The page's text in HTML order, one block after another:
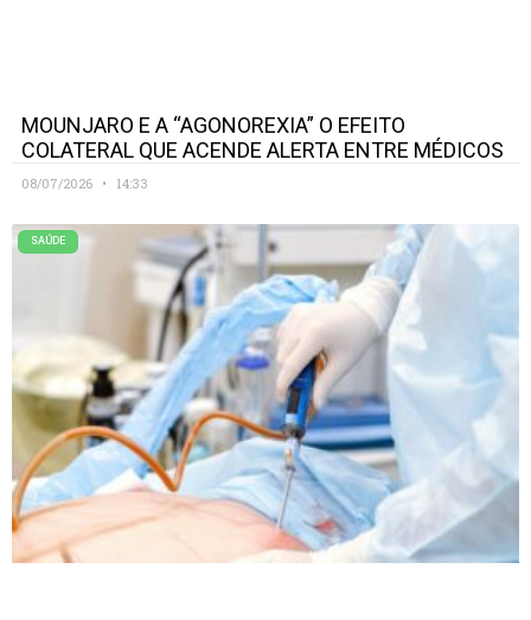
MOUNJARO E A “AGONOREXIA” O EFEITO
COLATERAL QUE ACENDE ALERTA ENTRE MÉDICOS
08/07/2026 14:33
SAÚDE